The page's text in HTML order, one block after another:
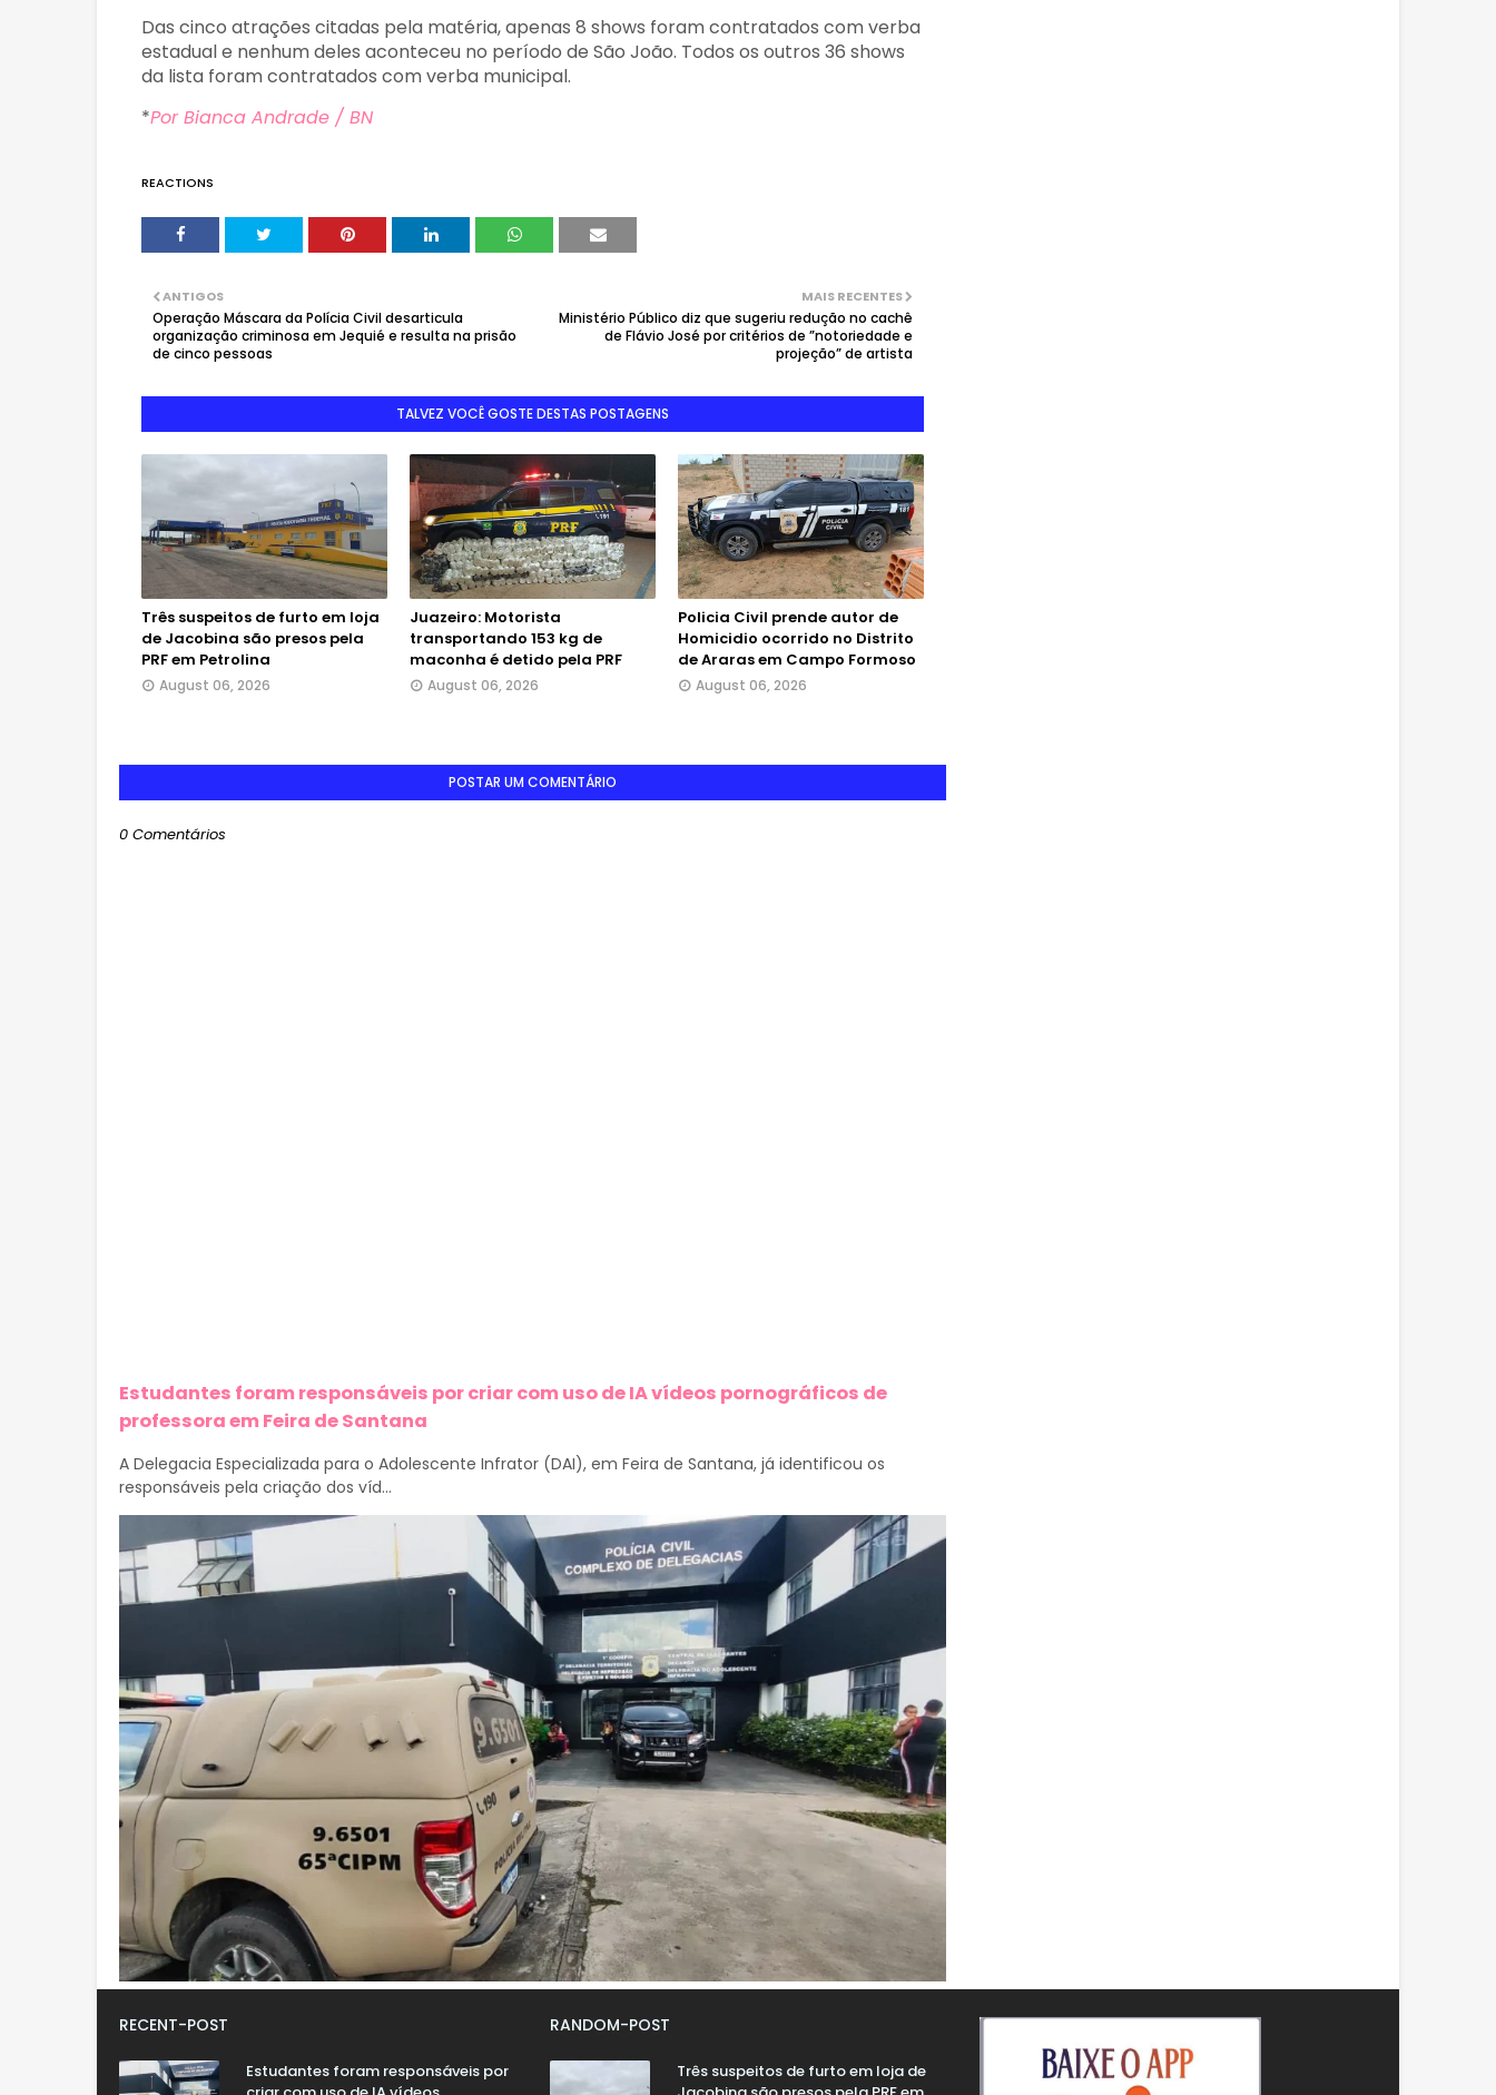
Das cinco atrações citadas pela matéria, apenas 8 shows foram contratados com verba
estadual e nenhum deles aconteceu no período de São João. Todos os outros 36 shows
da lista foram contratados com verba municipal.
*Por Bianca Andrade / BN
REACTIONS
MAIS RECENTES
Ministério Público diz que sugeriu redução no cachê
de Flávio José por critérios de ”notoriedade e
projeção” de artista
ANTIGOS
Operação Máscara da Polícia Civil desarticula
organização criminosa em Jequié e resulta na prisão
de cinco pessoas
TALVEZ VOCÊ GOSTE DESTAS POSTAGENS
Três suspeitos de furto em loja
de Jacobina são presos pela
PRF em Petrolina
August 06, 2026
Juazeiro: Motorista
transportando 153 kg de
maconha é detido pela PRF
August 06, 2026
Policia Civil prende autor de
Homicidio ocorrido no Distrito
de Araras em Campo Formoso
August 06, 2026
POSTAR UM COMENTÁRIO
0 Comentários
Estudantes foram responsáveis por criar com uso de IA vídeos pornográficos de
professora em Feira de Santana
A Delegacia Especializada para o Adolescente Infrator (DAI), em Feira de Santana, já identificou os
responsáveis pela criação dos víd...
RECENT-POST
Estudantes foram responsáveis por
RANDOM-POST
Três suspeitos de furto em loja de